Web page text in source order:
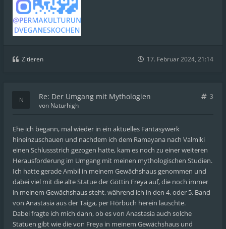
Zitieren 17. Februar 2024, 21:14
Re: Der Umgang mit Mythologien
3
von Naturhigh
Ehe ich begann, mal wieder in ein aktuelles Fantasywerk
hineinzuschauen und nachdem ich dem Ramayana nach Valmiki
einen Schlussstrich gezogen hatte, kam es noch zu einer weiteren
Herausforderung im Umgang mit meinen mythologischen Studien.
Ich hatte gerade Ambil in meinem Gewächshaus genommen und
dabei viel mit die alte Statue der Göttin Freya auf, die noch immer
in meinem Gewächshaus steht, während ich in den 4. oder 5. Band
von Anastasia aus der Taiga, per Hörbuch herein lauschte.
Dabei fragte ich mich dann, ob es von Anastasia auch solche
Statuen gibt wie die von Freya in meinem Gewächshaus und